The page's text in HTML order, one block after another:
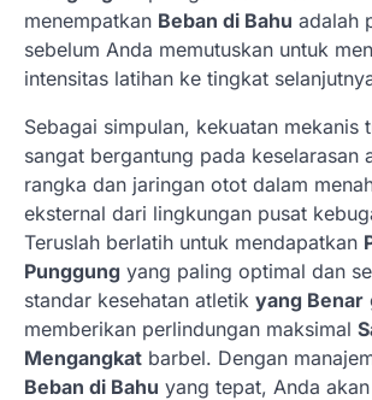
menempatkan Beban di Bahu adalah
sebelum Anda memutuskan untuk
intensitas latihan ke tingkat
Sebagai simpulan, kekuatan mekanis
sangat bergantung pada keselarasan
rangka dan jaringan otot dalam
eksternal dari lingkungan pusat
Teruslah berlatih untuk mendapatkan
Punggung yang paling optimal dan
standar kesehatan atletik yang Benar
memberikan perlindungan maksimal
Mengangkat barbel. Dengan
Beban di Bahu yang tepat, Anda